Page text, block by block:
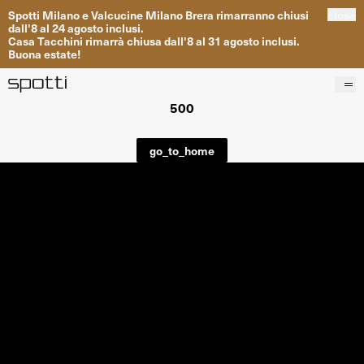
Spotti MilanoeValcucine Milano Brera rimarrannochiusi
dall'8al 24agosto inclusi.
Casa Tacchini rimarrà chiusa dall'8al 31 agosto inclusi.
Buona estate!
Progetti
500
go_to_home